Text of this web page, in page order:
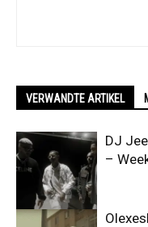
VERWANDTE ARTIKEL
DJ
–